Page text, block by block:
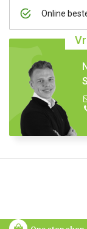
Online